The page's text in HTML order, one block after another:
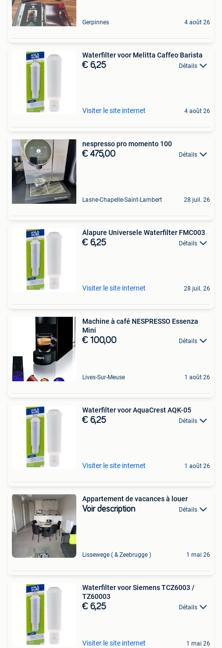
Gerpinnes 4 août 26
Waterfilter voor Melitta Caffeo Barista
€ 6,25 Détails
Visiter le site internet 4 août 26
nespresso pro momento 100
€ 475,00 Détails
Lasne-Chapelle-Saint-Lambert 28 juil. 26
Alapure Universele Waterfilter FMC003
€ 6,25 Détails
Visiter le site internet 28 juil. 26
Machine à café NESPRESSO Essenza
Mini
€ 100,00 Détails
Lives-Sur-Meuse 1 août 26
Waterfilter voor AquaCrest AQK-05
€ 6,25 Détails
Visiter le site internet 1 août 26
Appartement de vacances à louer
Voir description Détails
Lissewege ( & Zeebrugge ) 1 mai 26
Waterfilter voor Siemens TCZ6003 /
TZ60003
€ 6,25 Détails
Visiter le site internet 1 mai 26